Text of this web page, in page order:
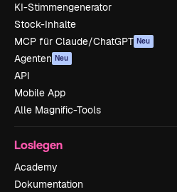
KI-Stimmengenerator
Stock-Inhalte
MCP für Claude/ChatGPT Neu
Agenten Neu
API
Mobile App
Alle Magnific-Tools
Loslegen
Academy
Dokumentation